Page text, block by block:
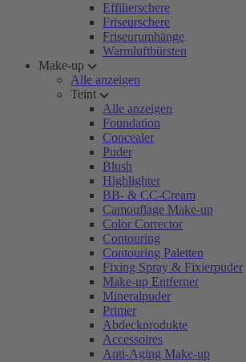
Effilierschere
Friseurschere
Friseurumhänge
Warmluftbürsten
Make-up
Alle anzeigen
Teint
Alle anzeigen
Foundation
Concealer
Puder
Blush
Highlighter
BB- & CC-Cream
Camouflage Make-up
Color Corrector
Contouring
Contouring Paletten
Fixing Spray & Fixierpuder
Make-up Entferner
Mineralpuder
Primer
Abdeckprodukte
Accessoires
Anti-Aging Make-up